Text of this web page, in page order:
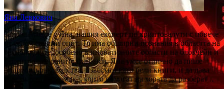
Яна Левкович
Запознайте се с Яна, нашия експерт по криптовалути с повече
от седем години опит. Тя има обширни познания в областта на
технологиите, особено в иновативните области на блокчейн и
децентрализираните финанси. Яна умее отлично да пише
подробни ръководства, известни като бели книги, и да дава
съвети по токеномика, които помагат на хората да разберат ..